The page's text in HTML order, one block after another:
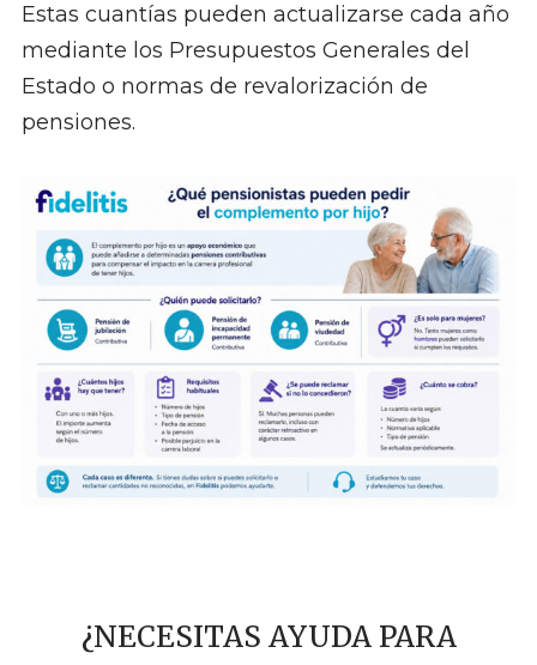
Estas cuantías pueden actualizarse cada año
mediante los Presupuestos Generales del
Estado o normas de revalorización de
pensiones.
¿NECESITAS AYUDA PARA